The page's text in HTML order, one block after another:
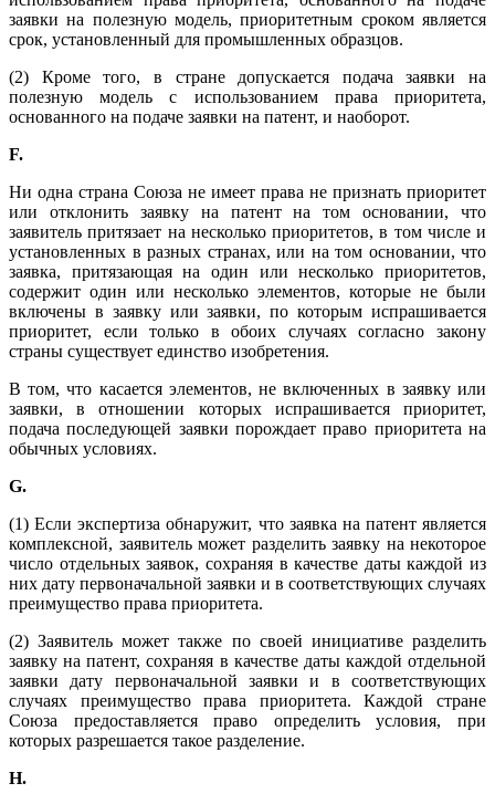
заявки на полезную модель, приоритетным сроком является
срок, установленный для промышленных образцов.
(2) Кроме того, в стране допускается подача заявки на
полезную модель с использованием права приоритета,
основанного на подаче заявки на патент, и наоборот.
F.
Ни одна страна Союза не имеет права не признать приоритет
или отклонить заявку на патент на том основании, что
заявитель притязает на несколько приоритетов, в том числе и
установленных в разных странах, или на том основании, что
заявка, притязающая на один или несколько приоритетов,
содержит один или несколько элементов, которые не были
включены в заявку или заявки, по которым испрашивается
приоритет, если только в обоих случаях согласно закону
страны существует единство изобретения.
В том, что касается элементов, не включенных в заявку или
заявки, в отношении которых испрашивается приоритет,
подача последующей заявки порождает право приоритета на
обычных условиях.
G.
(1) Если экспертиза обнаружит, что заявка на патент является
комплексной, заявитель может разделить заявку на некоторое
число отдельных заявок, сохраняя в качестве даты каждой из
них дату первоначальной заявки и в соответствующих случаях
преимущество права приоритета.
(2) Заявитель может также по своей инициативе разделить
заявку на патент, сохраняя в качестве даты каждой отдельной
заявки дату первоначальной заявки и в соответствующих
случаях преимущество права приоритета. Каждой стране
Союза предоставляется право определить условия, при
которых разрешается такое разделение.
H.